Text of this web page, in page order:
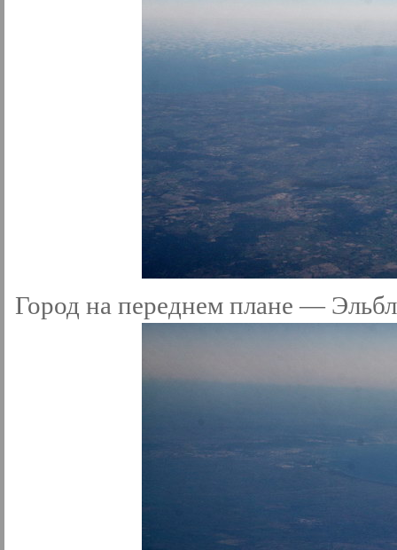
Город на переднем плане —